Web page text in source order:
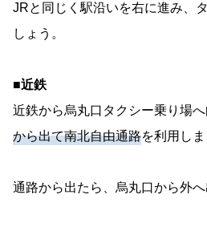
JRと同じく駅沿いを右に進み、
しょう。
■近鉄
近鉄から烏丸口タクシー乗り場へ
から出て南北自由通路を利用しま
通路から出たら、烏丸口から外へ